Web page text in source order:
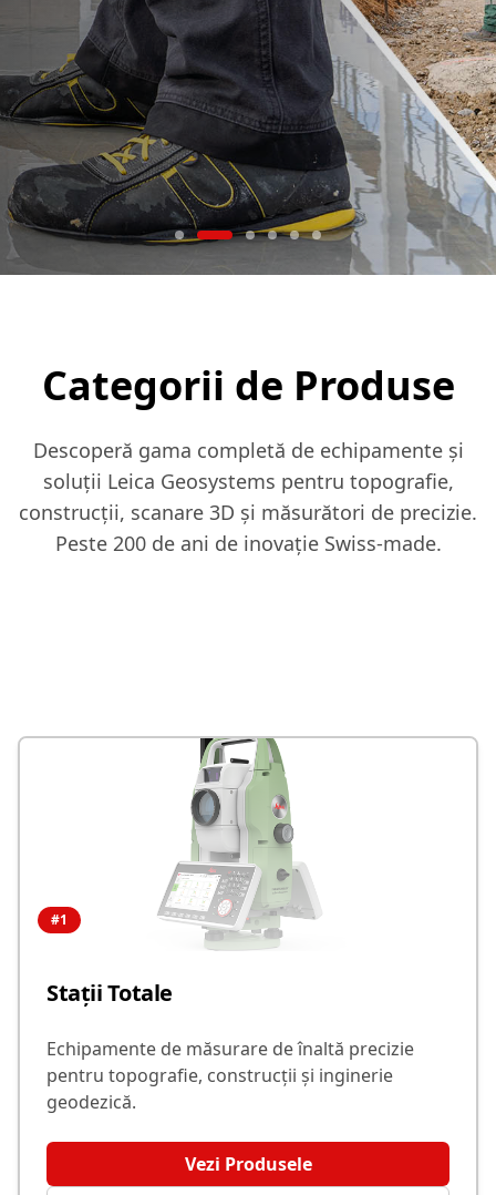
lucru optimizat, cu GeoCloud Drive – alimentat
de HxDR.
tehnologia de Poziționare Vizuală.
înregistrarea scanărilor în timp real.
Categorii de Produse
Descoperă gama completă de echipamente și
soluții Leica Geosystems pentru topografie,
construcții, scanare 3D și măsurători de precizie.
Peste 200 de ani de inovație Swiss-made.
#1
Stații Totale
Echipamente de măsurare de înaltă precizie
pentru topografie, construcții și inginerie
geodezică.
Vezi Produsele